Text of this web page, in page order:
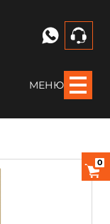
МЕНЮ
0